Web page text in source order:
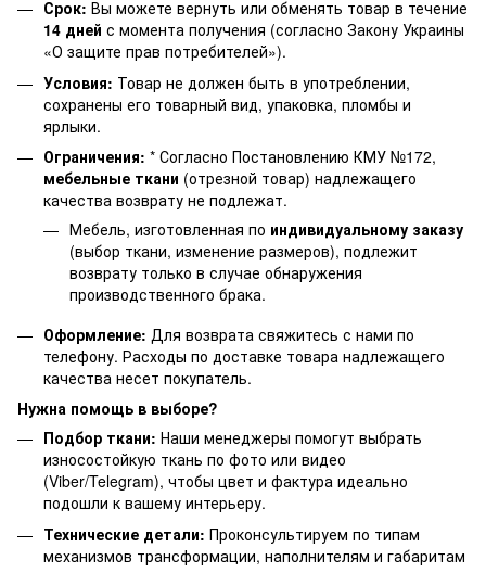
Срок: Вы можете вернуть или обменять товар в течение
14 дней с момента получения (согласно Закону Украины
«О защите прав потребителей»).
Условия: Товар не должен быть в употреблении,
сохранены его товарный вид, упаковка, пломбы и
ярлыки.
Ограничения: * Согласно Постановлению КМУ №172,
мебельные ткани (отрезной товар) надлежащего
качества возврату не подлежат.
Мебель, изготовленная по индивидуальному заказу
(выбор ткани, изменение размеров), подлежит
возврату только в случае обнаружения
производственного брака.
Оформление: Для возврата свяжитесь с нами по
телефону. Расходы по доставке товара надлежащего
качества несет покупатель.
Нужна помощь в выборе?
Подбор ткани: Наши менеджеры помогут выбрать
износостойкую ткань по фото или видео
(Viber/Telegram), чтобы цвет и фактура идеально
подошли к вашему интерьеру.
Технические детали: Проконсультируем по типам
механизмов трансформации, наполнителям и габаритам